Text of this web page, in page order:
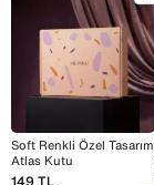
Soft Renkli Özel Tasarım
Atlas Kutu